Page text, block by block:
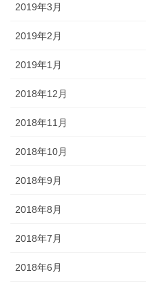
2019年3月
2019年2月
2019年1月
2018年12月
2018年11月
2018年10月
2018年9月
2018年8月
2018年7月
2018年6月